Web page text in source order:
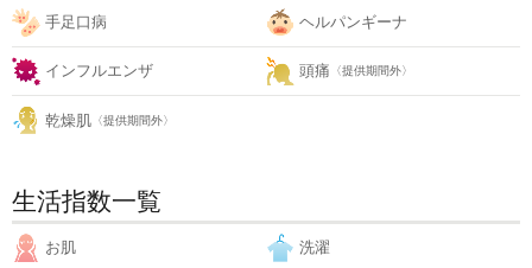
手足口病 ヘルパンギーナ
インフルエンザ 頭痛 〈提供期間外〉
乾燥肌 〈提供期間外〉
生活指数一覧
お肌 洗濯